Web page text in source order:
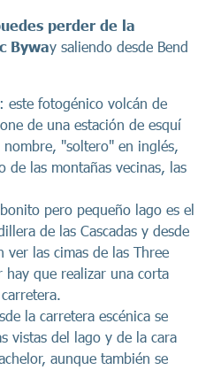
perder de la
Byway saliendo desde Bend
: este fotogénico volcán de
de una estación de esquí
nombre, "soltero" en inglés,
de las montañas vecinas, las
pero pequeño lago es el
de las Cascadas y desde
ver las cimas de las Three
hay que realizar una corta
la carretera escénica se
vistas del lago y de la cara
aunque también se